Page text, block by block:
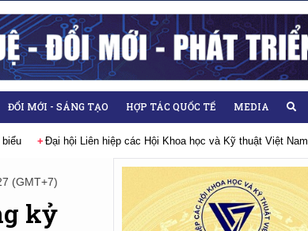
ĐỔI MỚI - SÁNG TẠO HỢP TÁC QUỐC TẾ MEDIA
Kỹ thuật Việt Nam lần thứ IX, nhiệm kỳ 2026-2031 Hướng
(GMT+7)
kỷ